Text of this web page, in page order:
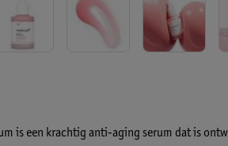
is een krachtig anti-aging serum dat is